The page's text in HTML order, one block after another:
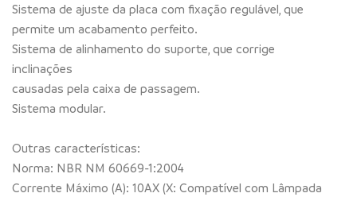
Sistema de ajuste da placa com fixação regulável, que
permite um acabamento perfeito.
Sistema de alinhamento do suporte, que corrige
inclinações
causadas pela caixa de passagem.
Sistema modular.
Outras características:
Norma: NBR NM 60669-1:2004
Corrente Máximo (A): 10AX (X: Compatível com Lâmpada